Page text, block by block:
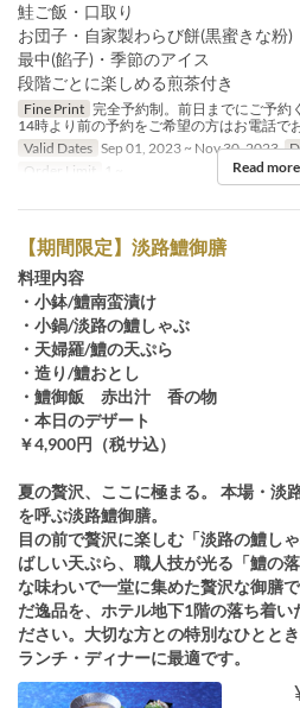
鮭ご飯・口取り
お団子・自家製わらび餅(黒蜜きな粉)
最中(餡子)・季節のアイス
段階ごとに楽しめる煎茶付き
Fine Print 完全予約制。前日までにご予約
14時より前の予約をご希望の方はお電話で
Valid Dates Sep 01, 2023 ~ Nov 30, 2023
Order Limit
1 ~ Read more
【期間限定】淡路鱧御膳
料理内容
・小鉢/鱧南蛮漬け
・小鍋/淡路の鱧しゃぶ
・天婦羅/鱧の天ぷら
・造り/鱧おとし
・鱧御飯 赤出汁 香の物
・本日のデザート
￥4,900円（税サ込）
夏の贅沢、ここに極まる。 本場・淡
を呼ぶ淡路鱧御膳。
目の前で贅沢に楽しむ「淡路の鱧し
ばしい天ぷら、職人技が光る「鱧の
な味わいで一堂に集めた贅沢な御膳
だ逸品を、ホテル地下1階の落ち着い
ださい。大切な方との特別なひとと
ランチ・ディナーに最適です。